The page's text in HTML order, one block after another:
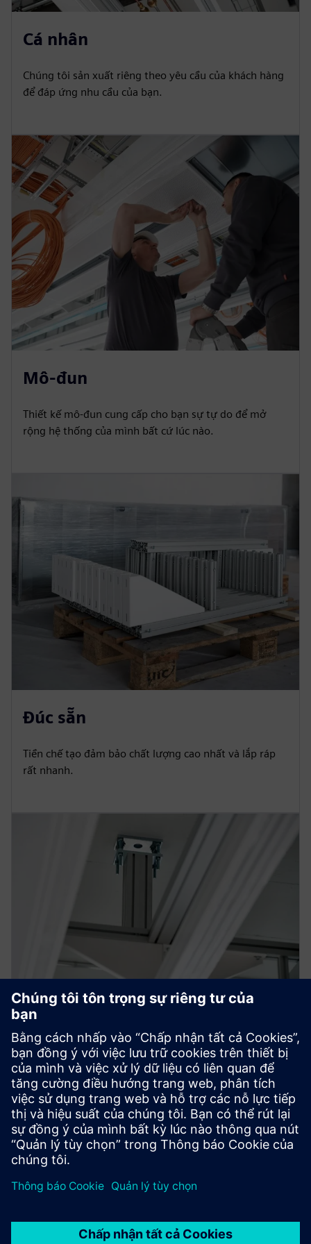
Cá nhân
Chúng tôi sản xuất riêng theo yêu cầu của khách hàng
để đáp ứng nhu cầu của bạn.
Mô-đun
Thiết kế mô-đun cung cấp cho bạn sự tự do để mở
rộng hệ thống của mình bất cứ lúc nào.
Đúc sẵn
Tiền chế tạo đảm bảo chất lượng cao nhất và lắp ráp
rất nhanh.
Chịu tải
Hệ thống trần của chúng tôi có khả năng dễ dàng hỗ
trợ tải nặng.